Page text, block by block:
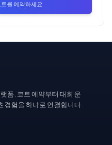
를 예약하세요
폼. 코트 예약부터 대회 운
경험을 하나로 연결합니다.